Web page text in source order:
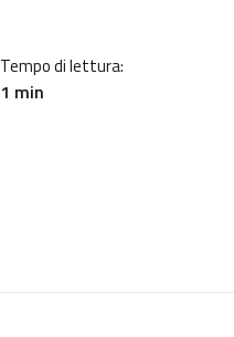
Tempo di lettura:
1 min